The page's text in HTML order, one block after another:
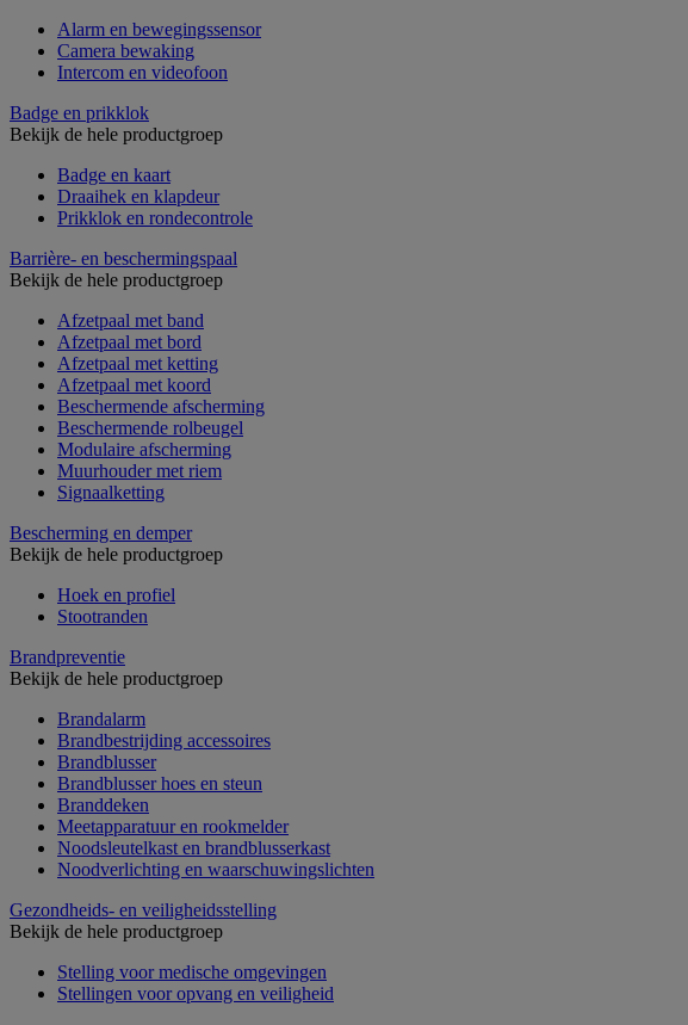
Alarm en bewegingssensor
Camera bewaking
Intercom en videofoon
Badge en prikklok
Bekijk de hele productgroep
Badge en kaart
Draaihek en klapdeur
Prikklok en rondecontrole
Barrière- en beschermingspaal
Bekijk de hele productgroep
Afzetpaal met band
Afzetpaal met bord
Afzetpaal met ketting
Afzetpaal met koord
Beschermende afscherming
Beschermende rolbeugel
Modulaire afscherming
Muurhouder met riem
Signaalketting
Bescherming en demper
Bekijk de hele productgroep
Hoek en profiel
Stootranden
Brandpreventie
Bekijk de hele productgroep
Brandalarm
Brandbestrijding accessoires
Brandblusser
Brandblusser hoes en steun
Branddeken
Meetapparatuur en rookmelder
Noodsleutelkast en brandblusserkast
Noodverlichting en waarschuwingslichten
Gezondheids- en veiligheidsstelling
Bekijk de hele productgroep
Stelling voor medische omgevingen
Stellingen voor opvang en veiligheid